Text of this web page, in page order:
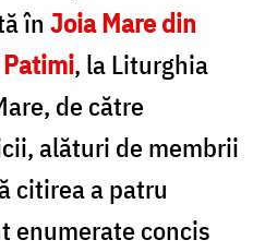
în Joia Mare din
, la Liturghia
de către
alături de membrii
citirea a patru
enumerate concis